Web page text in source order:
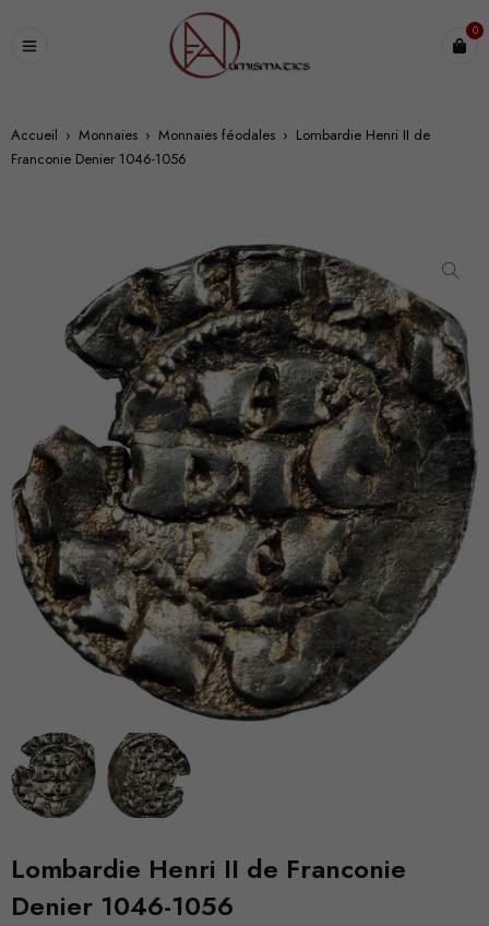
0
Accueil › Monnaies › Monnaies féodales › Lombardie Henri II de
Franconie Denier 1046-1056
Lombardie Henri II de Franconie
Denier 1046-1056